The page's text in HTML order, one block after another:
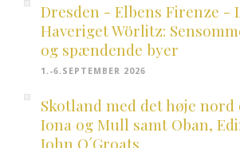
Dresden - Elbens Firenze -
Haveriget Wörlitz:
og spændende byer
1.-6.SEPTEMBER 2026
Skotland med det høje nord
Iona og Mull samt Oban,
John O´Groats